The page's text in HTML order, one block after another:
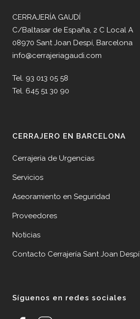
CERRAJERÍA GAUDÍ
C/Baltasar de España, 2 C Local A
08970 Sant Joan Despí, Barcelona
info@cerrajeriagaudi.com
Tel. 93 013 05 58
Tel. 645 51 30 90
CERRAJERO EN BARCELONA
Cerrajería de Urgencias
Servicios
Aseoramiento en Seguridad
Proveedores
Noticias
Contacto Cerrajería Sant Joan Despí
Síguenos en redes sociales